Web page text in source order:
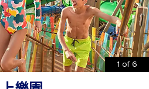
1 of 6